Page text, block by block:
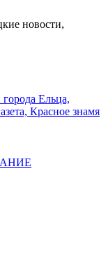
новости,
Ельца,
Красное знамя